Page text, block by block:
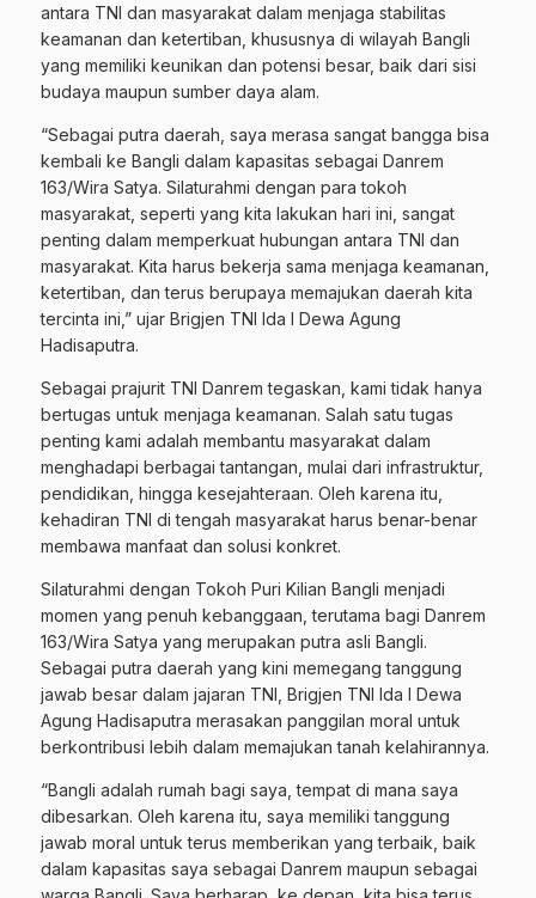
antara TNI dan masyarakat dalam menjaga stabilitas
keamanan dan ketertiban, khususnya di wilayah Bangli
yang memiliki keunikan dan potensi besar, baik dari sisi
budaya maupun sumber daya alam.
“Sebagai putra daerah, saya merasa sangat bangga bisa
kembali ke Bangli dalam kapasitas sebagai Danrem
163/Wira Satya. Silaturahmi dengan para tokoh
masyarakat, seperti yang kita lakukan hari ini, sangat
penting dalam memperkuat hubungan antara TNI dan
masyarakat. Kita harus bekerja sama menjaga keamanan,
ketertiban, dan terus berupaya memajukan daerah kita
tercinta ini,” ujar Brigjen TNI Ida I Dewa Agung
Hadisaputra.
Sebagai prajurit TNI Danrem tegaskan, kami tidak hanya
bertugas untuk menjaga keamanan. Salah satu tugas
penting kami adalah membantu masyarakat dalam
menghadapi berbagai tantangan, mulai dari infrastruktur,
pendidikan, hingga kesejahteraan. Oleh karena itu,
kehadiran TNI di tengah masyarakat harus benar-benar
membawa manfaat dan solusi konkret.
Silaturahmi dengan Tokoh Puri Kilian Bangli menjadi
momen yang penuh kebanggaan, terutama bagi Danrem
163/Wira Satya yang merupakan putra asli Bangli.
Sebagai putra daerah yang kini memegang tanggung
jawab besar dalam jajaran TNI, Brigjen TNI Ida I Dewa
Agung Hadisaputra merasakan panggilan moral untuk
berkontribusi lebih dalam memajukan tanah kelahirannya.
“Bangli adalah rumah bagi saya, tempat di mana saya
dibesarkan. Oleh karena itu, saya memiliki tanggung
jawab moral untuk terus memberikan yang terbaik, baik
dalam kapasitas saya sebagai Danrem maupun sebagai